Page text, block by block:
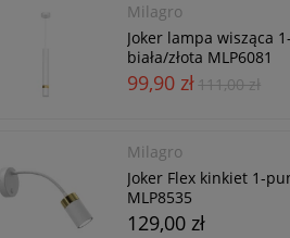
Milagro
Joker lampa wisząca
biała/złota MLP6081
99,90 zł 111,00 zł
Milagro
Joker Flex kinkiet 1-
MLP8535
129,00 zł